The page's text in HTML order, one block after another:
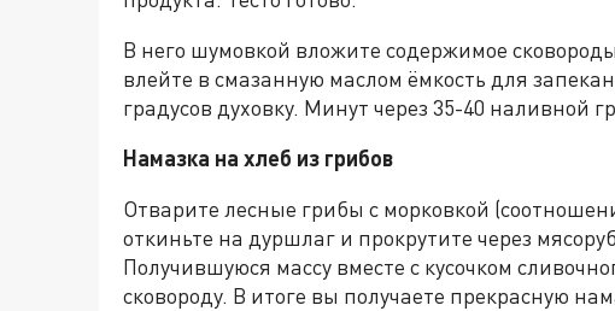
В него шумовкой вложите содержимое
влейте в смазанную маслом ёмкость для
градусов духовку. Минут через 35-40 наливной
Намазка на хлеб из грибов
Отварите лесные грибы с морковкой
откиньте на дуршлаг и прокрутите через
Получившуюся массу вместе с кусочком
сковороду. В итоге вы получаете прекрасную